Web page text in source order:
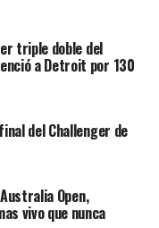
a Atenas
En un
tensión, el
Morochas y puso
del equipo,
triple doble del
a Detroit por 130
del Challenger de
Open,
vivo que nunca